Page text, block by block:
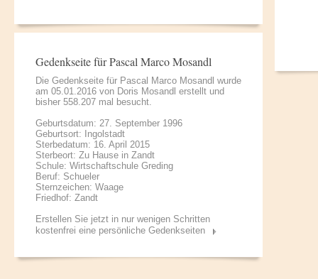
Gedenkseite für Pascal Marco Mosandl
Die Gedenkseite für Pascal Marco Mosandl wurde
am 05.01.2016 von Doris Mosandl erstellt und
bisher 558.207 mal besucht.
Geburtsdatum: 27. September 1996
Geburtsort: Ingolstadt
Sterbedatum: 16. April 2015
Sterbeort: Zu Hause in Zandt
Schule: Wirtschaftschule Greding
Beruf: Schueler
Sternzeichen: Waage
Friedhof: Zandt
Erstellen Sie jetzt in nur wenigen Schritten
kostenfrei eine persönliche Gedenkseiten